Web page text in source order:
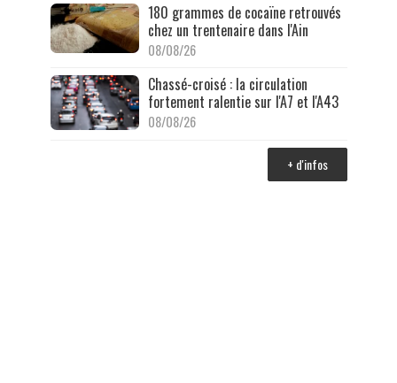
180 grammes de cocaïne retrouvés
chez un trentenaire dans l'Ain
08/08/26
Chassé-croisé : la circulation
fortement ralentie sur l'A7 et l'A43
08/08/26
+ d'infos